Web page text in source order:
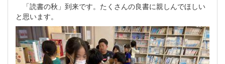
「読書の秋」到来です。たくさんの良書に親しんでほしい
と思います。